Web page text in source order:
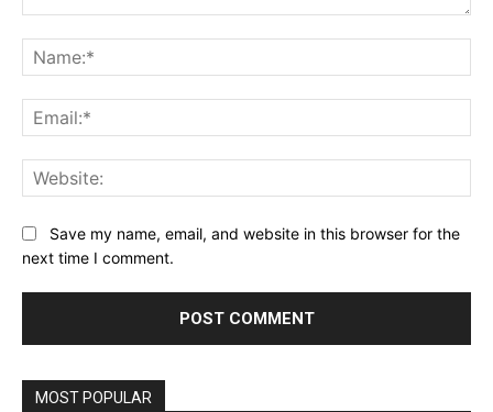
Save my name, email, and website in this browser for the
next time I comment.
MOST POPULAR